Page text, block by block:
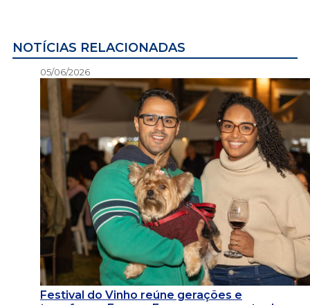
NOTÍCIAS RELACIONADAS
05/06/2026
Festival do Vinho reúne gerações e